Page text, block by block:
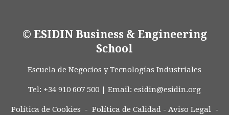
© ESIDIN Business & Engineering
School
Escuela de Negocios y Tecnologías Industriales
Tel: +34 910 607 500 | Email: esidin@esidin.org
Política de Cookies - Política de Calidad- Aviso Legal-